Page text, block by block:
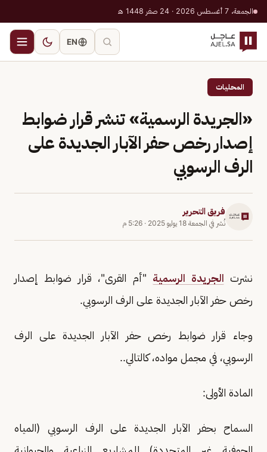
الجمعة، 7 أغسطس 2026 · 24 صفر 1448 هـ
EN
المحليات
«الجريدة الرسمية» تنشر قرار ضوابط
إصدار رخص حفر الآبار الجديدة على
الرف الرسوبي
فريق التحرير
نُشر في الجمعة 18 يوليو 2025 · 5:26 م
نشرت الجريدة الرسمية "أم القرى"، قرار ضوابط إصدار
رخص حفر الآبار الجديدة على الرف الرسوبي.
وجاء قرار ضوابط رخص حفر الآبار الجديدة على الرف
الرسوبي، في مجمل مواده، كالتالي..
المادة الأولى:
السماح بحفر الآبار الجديدة على الرف الرسوبي (المياه